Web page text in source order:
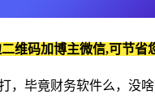
维码加博主微信,可节省
，毕竟财务软件么，没